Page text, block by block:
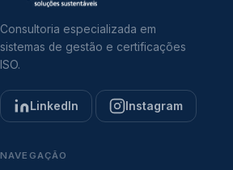
Consultoria especializada em
sistemas de gestão e certificações
ISO.
LinkedIn Instagram
NAVEGAÇÃO